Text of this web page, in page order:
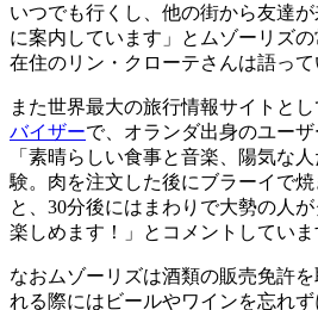
いつでも行くし、他の街から友達
に案内しています」とムゾーリズ
在住のリン・クローテさんは語って
また世界最大の旅行情報サイトと
バイザーで、オランダ出身のユーザ
「素晴らしい食事と音楽、陽気な
験。肉を注文した後にブラーイで
と、30分後にはまわりで大勢の人
楽しめます！」とコメントしていま
なおムゾーリズは酒類の販売免許
れる際にはビールやワインを忘れず